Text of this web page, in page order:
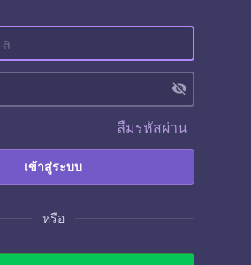
visibility_off
ลืมรหัสผ่าน
เข้าสู่ระบบ
หรือ